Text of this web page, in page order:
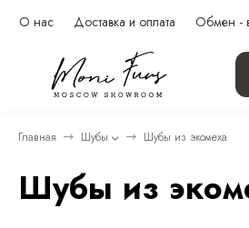
О нас Доставка и оплата Обмен -
Главная Шубы Шубы из экомеха
Шубы из